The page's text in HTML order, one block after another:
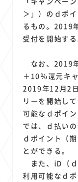
＞」）のｄポ
るもの。2019
受付を開始する
なお、2019
＋10％還元キ
2019年12月2
リーを開始し
可能なｄポイ
では、ｄ払い
ｄポイント（
とができる。
また、iD（ｄ
利用可能なｄ